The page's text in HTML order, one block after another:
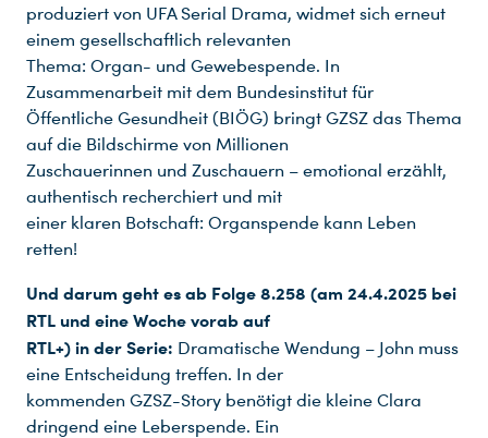
produziert von UFA Serial Drama, widmet sich erneut
einem gesellschaftlich relevanten
Thema: Organ- und Gewebespende. In
Zusammenarbeit mit dem Bundesinstitut für
Öffentliche Gesundheit (BIÖG) bringt GZSZ das Thema
auf die Bildschirme von Millionen
Zuschauerinnen und Zuschauern – emotional erzählt,
authentisch recherchiert und mit
einer klaren Botschaft: Organspende kann Leben
retten!
Und darum geht es ab Folge 8.258 (am 24.4.2025 bei
RTL und eine Woche vorab auf
RTL+) in der Serie: Dramatische Wendung – John muss
eine Entscheidung treffen. In der
kommenden GZSZ-Story benötigt die kleine Clara
dringend eine Leberspende. Ein